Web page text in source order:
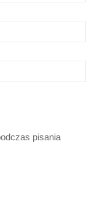
pisania